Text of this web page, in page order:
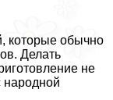
которые обычно
Делать
не
народной